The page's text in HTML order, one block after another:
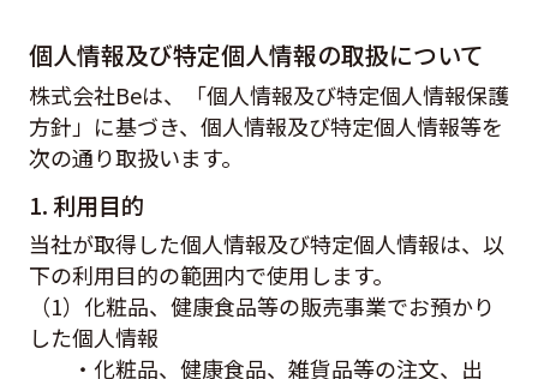
個人情報及び特定個人情報の取扱について
株式会社Beは、「個人情報及び特定個人情報保護
方針」に基づき、個人情報及び特定個人情報等を
次の通り取扱います。
1. 利用目的
当社が取得した個人情報及び特定個人情報は、以
下の利用目的の範囲内で使用します。
（1）化粧品、健康食品等の販売事業でお預かり
した個人情報
・化粧品、健康食品、雑貨品等の注文、出